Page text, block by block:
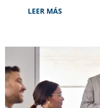
LEER MÁS